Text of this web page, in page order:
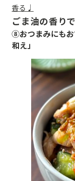
香る♩
ごま油の香り
⑧おつまみにもお
和え」